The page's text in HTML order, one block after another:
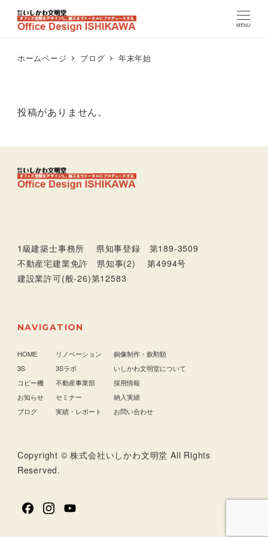
MENU
ホームページ ブログ 年末年始
投稿がありません。
1級建築士事務所 県知事登録 第189-3509
不動産宅建業免許 県知事(2) 第4994号
建設業許可(般-26)第12583
NAVIGATION
HOME リノベーション
銅像制作・叙勲額
3S
3Sラボ
いしかわ文明堂について
コピー機
不動産事業部
採用情報
お知らせ
セミナー
納入実績
ブログ
実績・レポート お問い合わせ
Copyright © 株式会社いしかわ文明堂 All Rights
Reserved.
facebook
Instagram
YouTube